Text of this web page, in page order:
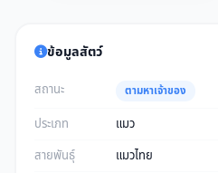
ข้อมูลสัตว์
สถานะ ตามหาเจ้าของ
ประเภท
แมว
สายพันธุ์
แมวไทย